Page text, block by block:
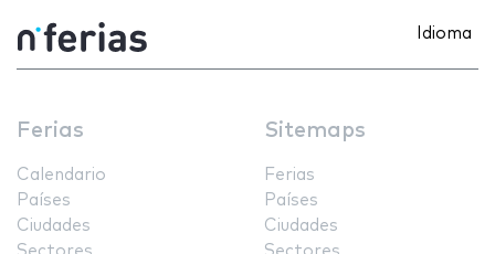
Idioma
Ferias
Calendario
Países
Ciudades
Sitemaps
Ferias
Países
Ciudades